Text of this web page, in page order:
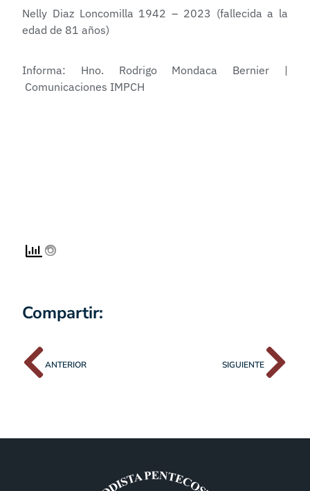
Nelly Diaz Loncomilla 1942 – 2023 (fallecida a la
edad de 81 años)
Informa: Hno. Rodrigo Mondaca Bernier |
Comunicaciones IMPCH
Compartir:
ANTERIOR SIGUIENTE